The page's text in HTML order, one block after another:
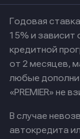
Годовая
15% и зависит
кредитной
от 2 месяцев,
любые
«PREMIER» не
В случае
автокредита